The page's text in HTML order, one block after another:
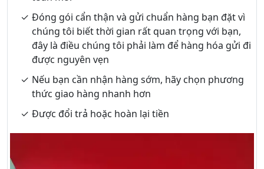
Đóng gói cẩn thận và gửi chuẩn hàng bạn đặt vì
chúng tôi biết thời gian rất quan trọng với bạn,
đây là điều chúng tôi phải làm để hàng hóa gửi đi
được nguyên vẹn
Nếu bạn cần nhận hàng sớm, hãy chọn phương
thức giao hàng nhanh hơn
Được đổi trả hoặc hoàn lại tiền